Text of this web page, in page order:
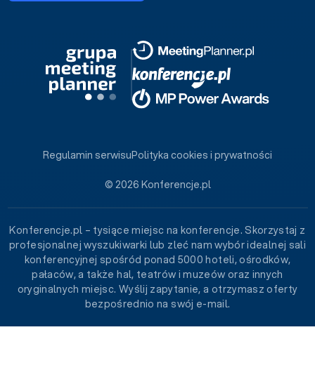
© 2026 Konferencje.pl
Regulamin serwisuPolityka cookies i prywatności
Konferencje.pl – tysiące miejsc na konferencje. Skorzystaj z
profesjonalnej wyszukiwarki lub zleć nam wybór idealnej sali
konferencyjnej spośród ponad 5000 hoteli, ośrodków,
pałaców, a także hal, teatrów i muzeów oraz innych
oryginalnych miejsc. Wyślij zapytanie, a otrzymasz oferty
bezpośrednio na swój e-mail.